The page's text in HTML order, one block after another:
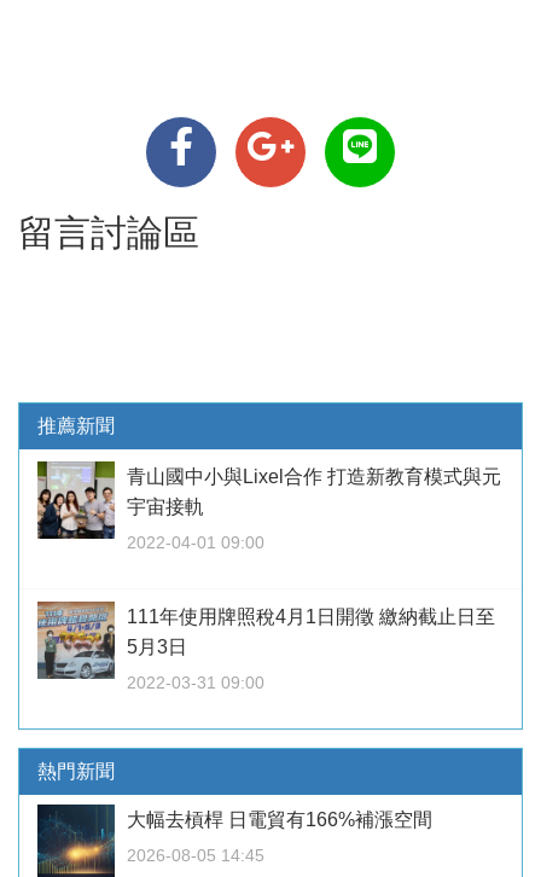
留言討論區
推薦新聞
青山國中小與Lixel合作 打造新教育模式與元
宇宙接軌
2022-04-01 09:00
111年使用牌照稅4月1日開徵 繳納截止日至
5月3日
2022-03-31 09:00
熱門新聞
大幅去槓桿 日電貿有166%補漲空間
2026-08-05 14:45